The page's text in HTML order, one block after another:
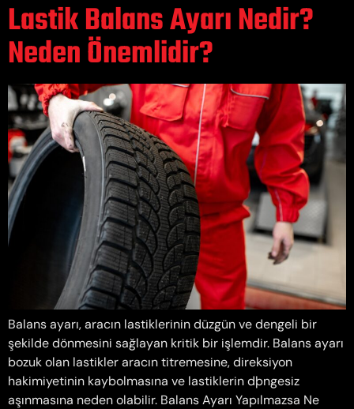
Lastik Balans Ayarı Nedir?
Neden Önemlidir?
Balans ayarı, aracın lastiklerinin düzgün ve dengeli bir
şekilde dönmesini sağlayan kritik bir işlemdir. Balans ayarı
bozuk olan lastikler aracın titremesine, direksiyon
hakimiyetinin kaybolmasına ve lastiklerin dþngesiz
aşınmasına neden olabilir. Balans Ayarı Yapılmazsa Ne